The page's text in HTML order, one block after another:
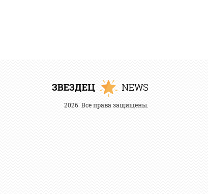
2026. Все права защищены.